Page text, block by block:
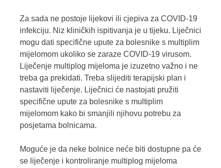
Za sada ne postoje lijekovi ili cjepiva za COVID-19
infekciju. Niz kliničkih ispitivanja je u tijeku. Liječnici
mogu dati specifične upute za bolesnike s multiplim
mijelomom ukoliko se zaraze COVID-19 virusom.
Liječenje multiplog mijeloma je izuzetno važno i ne
treba ga prekidati. Treba slijediti terapijski plan i
nastaviti liječenje. Liječnici će nastojati pružiti
specifične upute za bolesnike s multiplim
mijelomom kako bi smanjili njihovu potrebu za
posjetama bolnicama.
Moguće je da neke bolnice neće biti dostupne pa će
se liječenje i kontroliranje multiplog mijeloma